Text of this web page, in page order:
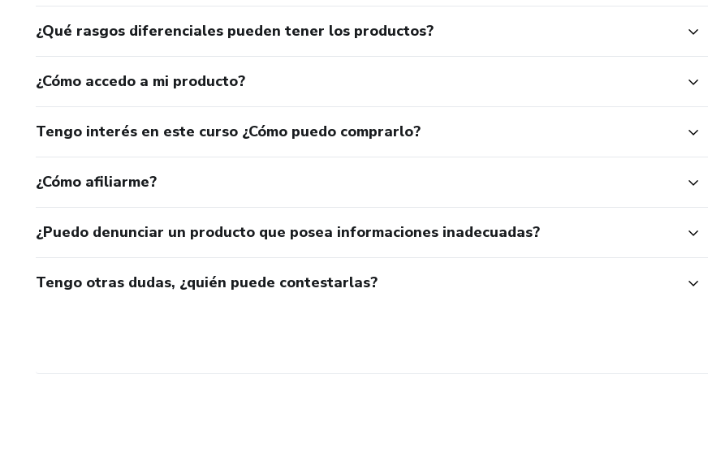
¿Qué rasgos diferenciales pueden tener los productos?
¿Cómo accedo a mi producto?
Tengo interés en este curso ¿Cómo puedo comprarlo?
¿Cómo afiliarme?
¿Puedo denunciar un producto que posea informaciones inadecuadas?
Tengo otras dudas, ¿quién puede contestarlas?